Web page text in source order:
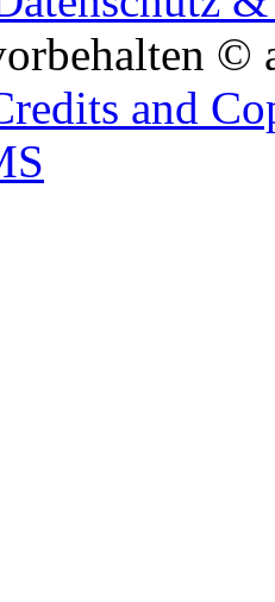
©
and